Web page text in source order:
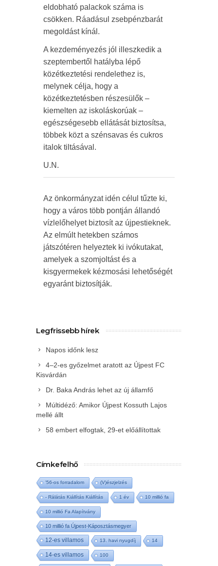
eldobható palackok száma is
csökken. Ráadásul zsebpénzbarát
megoldást kínál.
A kezdeményezés jól illeszkedik a
szeptembertől hatályba lépő
közétkeztetési rendelethez is,
melynek célja, hogy a
közétkeztetésben részesülők –
kiemelten az iskoláskorúak –
egészségesebb ellátását biztosítsa,
többek közt a szénsavas és cukros
italok tiltásával.
U.N.
Az önkormányzat idén célul tűzte ki,
hogy a város több pontján állandó
vízlelőhelyet biztosít az újpestieknek.
Az elmúlt hetekben számos
játszótéren helyeztek ki ivókutakat,
amelyek a szomjoltást és a
kisgyermekek kézmosási lehetőségét
egyaránt biztosítják.
Legfrissebb hírek
Napos időnk lesz
4–2-es győzelmet aratott az Újpest FC
Kisvárdán
Dr. Baka András lehet az új államfő
Múltidéző: Amikor Újpest Kossuth Lajos
mellé állt
58 embert elfogtak, 29-et előállítottak
Címkefelhő
'56-os forradalom (V)észjelzés
- Rálátás Kiállítás Kiállítás 1 év 10 millió fa
10 millió Fa Alapítvány
10 millió fa Újpest-Káposztásmegyer
12-es villamos 13. havi nyugdíj 14
14-es villamos 100